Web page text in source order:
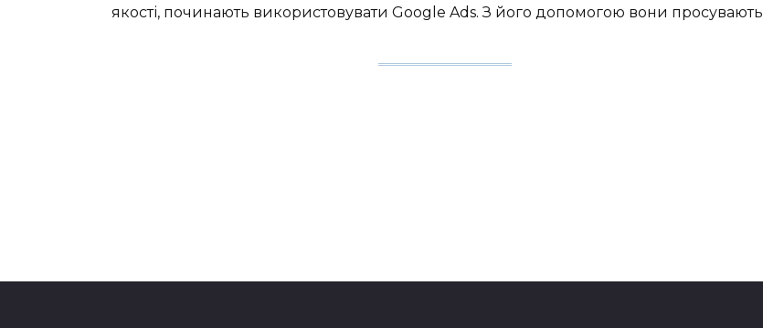
якості, починають використовувати Google Ads. З його допомогою вони просувають